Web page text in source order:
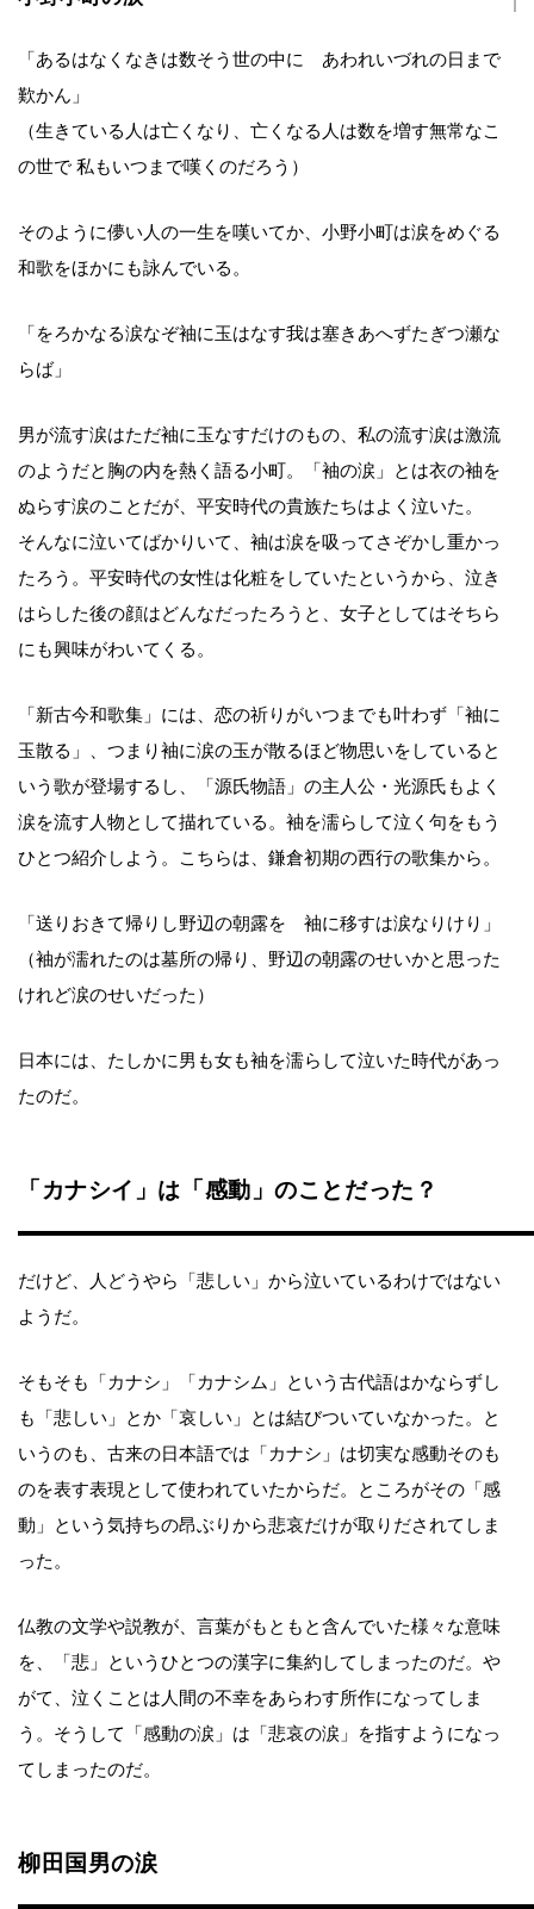
「あるはなくなきは数そう世の中に あわれいづれの日まで
歎かん」
（生きている人は亡くなり、亡くなる人は数を増す無常なこ
の世で 私もいつまで嘆くのだろう）
そのように儚い人の一生を嘆いてか、小野小町は涙をめぐる
和歌をほかにも詠んでいる。
「をろかなる涙なぞ袖に玉はなす我は塞きあへずたぎつ瀬な
らば」
男が流す涙はただ袖に玉なすだけのもの、私の流す涙は激流
のようだと胸の内を熱く語る小町。「袖の涙」とは衣の袖を
ぬらす涙のことだが、平安時代の貴族たちはよく泣いた。
そんなに泣いてばかりいて、袖は涙を吸ってさぞかし重かっ
たろう。平安時代の女性は化粧をしていたというから、泣き
はらした後の顔はどんなだったろうと、女子としてはそちら
にも興味がわいてくる。
「新古今和歌集」には、恋の祈りがいつまでも叶わず「袖に
玉散る」、つまり袖に涙の玉が散るほど物思いをしていると
いう歌が登場するし、「源氏物語」の主人公・光源氏もよく
涙を流す人物として描れている。袖を濡らして泣く句をもう
ひとつ紹介しよう。こちらは、鎌倉初期の西行の歌集から。
「送りおきて帰りし野辺の朝露を 袖に移すは涙なりけり」
（袖が濡れたのは墓所の帰り、野辺の朝露のせいかと思った
けれど涙のせいだった）
日本には、たしかに男も女も袖を濡らして泣いた時代があっ
たのだ。
「カナシイ」は「感動」のことだった？
だけど、人どうやら「悲しい」から泣いているわけではない
ようだ。
そもそも「カナシ」「カナシム」という古代語はかならずし
も「悲しい」とか「哀しい」とは結びついていなかった。と
いうのも、古来の日本語では「カナシ」は切実な感動そのも
のを表す表現として使われていたからだ。ところがその「感
動」という気持ちの昂ぶりから悲哀だけが取りだされてしま
った。
仏教の文学や説教が、言葉がもともと含んでいた様々な意味
を、「悲」というひとつの漢字に集約してしまったのだ。や
がて、泣くことは人間の不幸をあらわす所作になってしま
う。そうして「感動の涙」は「悲哀の涙」を指すようになっ
てしまったのだ。
柳田国男の涙